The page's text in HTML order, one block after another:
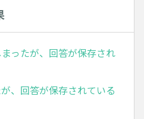
ったが、回答が保存され
、回答が保存されている